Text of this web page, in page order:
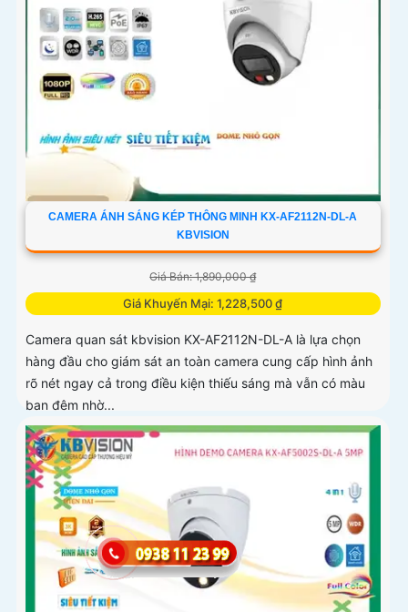
CAMERA ÁNH SÁNG KÉP THÔNG MINH KX-AF2112N-DL-A
KBVISION
Giá Bán: 1,890,000 ₫
Giá Khuyến Mại: 1,228,500 ₫
Camera quan sát kbvision KX-AF2112N-DL-A là lựa chọn
hàng đầu cho giám sát an toàn camera cung cấp hình ảnh
rõ nét ngay cả trong điều kiện thiếu sáng mà vẫn có màu
ban đêm nhờ...